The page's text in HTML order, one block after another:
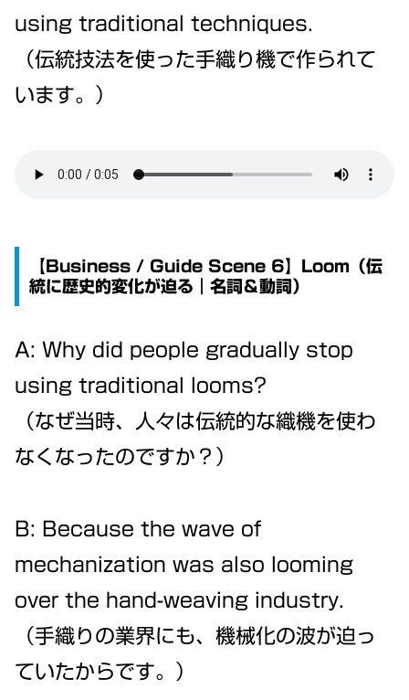
using traditional techniques.
（伝統技法を使った手織り機で作られて
います。）
【Business / Guide Scene 6】Loom（伝
統に歴史的変化が迫る｜名詞＆動詞）
A: Why did people gradually stop
using traditional looms?
（なぜ当時、人々は伝統的な織機を使わ
なくなったのですか？）
B: Because the wave of
mechanization was also looming
over the hand-weaving industry.
（手織りの業界にも、機械化の波が迫っ
ていたからです。）